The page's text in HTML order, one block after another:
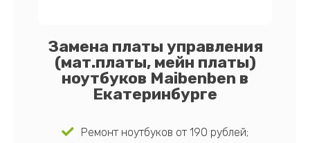
Замена платы управления
(мат.платы, мейн платы)
ноутбуков Maibenben в
Екатеринбурге
Ремонт ноутбуков от 190 рублей;